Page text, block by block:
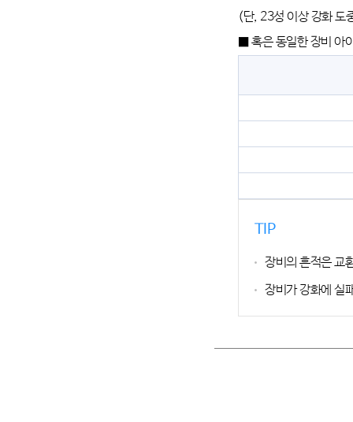
(단, 23성 이상 강화 도
■ 혹은 동일한 장비 아
TIP
장비의 흔적은 교
장비가 강화에 실